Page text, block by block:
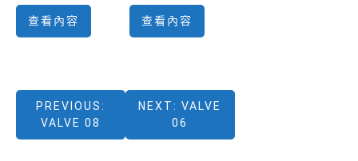
查看內容 查看內容
章
PREVIOUS:
VALVE 08
NEXT: VALVE
06